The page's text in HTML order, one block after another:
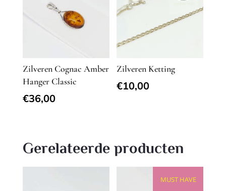
Zilveren Cognac Amber
Hanger Classic
€36,00
Zilveren Ketting
€10,00
Gerelateerde producten
MUST HAVE